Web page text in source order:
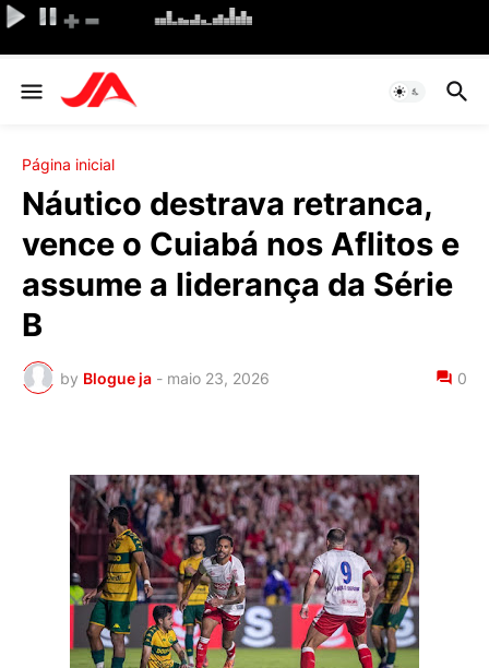
Página inicial
Náutico destrava retranca,
vence o Cuiabá nos Aflitos e
assume a liderança da Série
B
by Blogue ja - maio 23, 2026 0